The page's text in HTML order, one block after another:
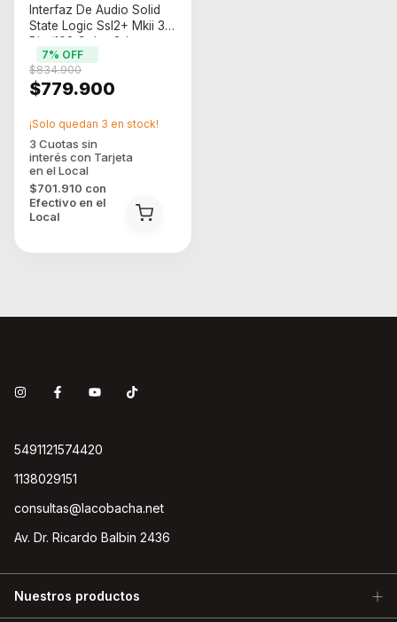
Interfaz De Audio Solid
State Logic Ssl2+ Mkii 32
Bits/192 Color Gris
Oscuro
$779.900
$834.900
7% OFF
$701.910 con
Efectivo en el
Local
¡Solo quedan 3 en stock!
5491121574420
1138029151
consultas@lacobacha.net
Av. Dr. Ricardo Balbin 2436
Nuestros productos